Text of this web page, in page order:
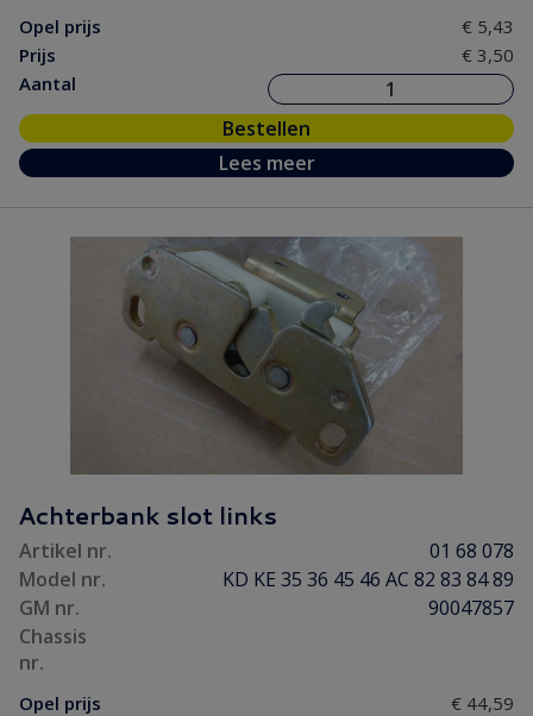
Opel prijs
€ 5,43
Prijs
€ 3,50
Aantal
Bestellen
Lees meer
Achterbank slot links
Artikel nr.
01 68 078
Model nr.
KD KE 35 36 45 46 AC 82 83 84 89
GM nr.
90047857
Chassis
nr.
Opel prijs
€ 44,59